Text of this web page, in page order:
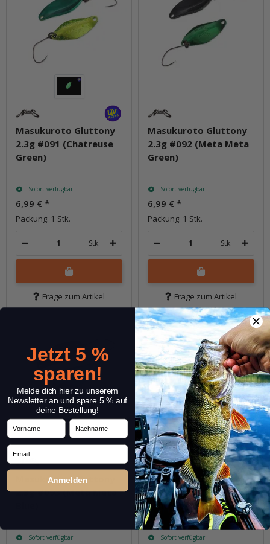
Masukuroto Gluttony
2.3g #091 (Chatreuse
Green)
Sofort verfügbar
6,99 € *
Packung: 1 Stk.
Stk.
Frage zum Artikel
Masukuroto Gluttony
2.3g #092 (Meta Meta
Green)
Sofort verfügbar
6,99 € *
Packung: 1 Stk.
Stk.
Frage zum Artikel
Masukuroto Gluttony
2.3g #093 (Meta Meta
Sofort verfügbar
Masukuroto Gluttony
2.3g #098 (Chart
Schwarz)
Sofort verfügbar
Jetzt 5 %
sparen!
Melde dich hier zu unserem
Newsletter an und spare 5 % auf
deine Bestellung!
Vorname Nachname
Email
Anmelden